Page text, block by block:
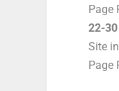
Page
22-30
Site
Page